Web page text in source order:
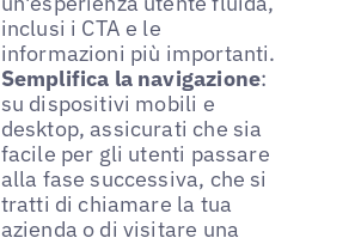
inclusi i CTA e le
informazioni più importanti.
Semplifica la navigazione:
su dispositivi mobili e
desktop, assicurati che sia
facile per gli utenti passare
alla fase successiva, che si
tratti di chiamare la tua
azienda o di visitare una